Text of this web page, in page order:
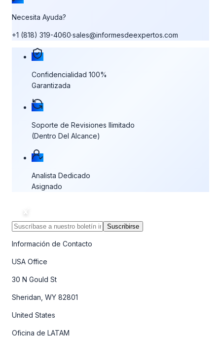
Necesita Ayuda?
+1 (818) 319-4060·sales@informesdeexpertos.com
Nuestras garantías de compra
Confidencialidad 100%
Garantizada
Soporte de Revisiones Ilimitado
(Dentro Del Alcance)
Analista Dedicado
Asignado
Suscribirse
Información de Contacto
USA Office
30 N Gould St
Sheridan, WY 82801
United States
Oficina de LATAM